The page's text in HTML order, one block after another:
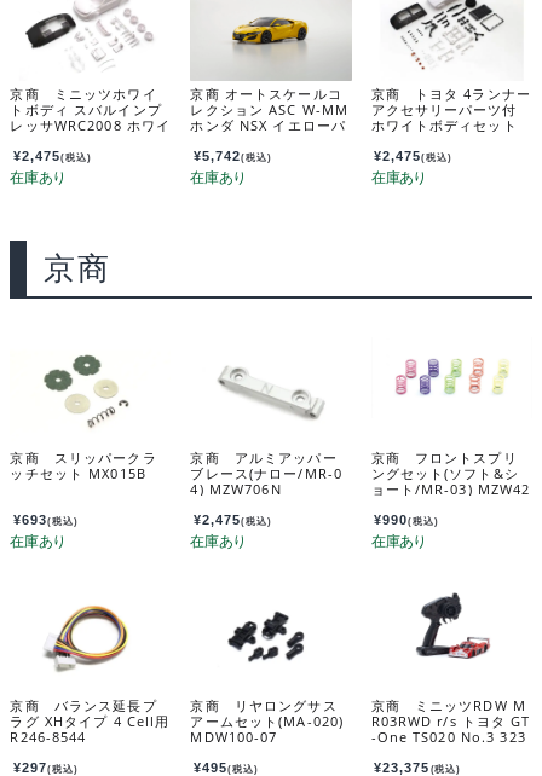
京商 ミニッツホワイ
トボディ スバルインプ
レッサWRC2008 ホワイ
ル付) MZN221
¥2,475(税込)
京商 オートスケールコ
レクション ASC W-MM
ホンダ NSX イエローパ
¥5,742(税込)
京商 トヨタ 4ランナー
アクセサリーパーツ付
ホワイトボディセット
¥2,475(税込)
京商
京商 スリッパークラ
ッチセット MX015B
¥693(税込)
京商 アルミアッパー
ブレース(ナロー/MR-0
4) MZW706N
¥2,475(税込)
京商 フロントスプリ
ングセット(ソフト&シ
ョート/MR-03) MZW42
¥990(税込)
京商 バランス延長プ
ラグ XHタイプ 4 Cell用
R246-8544
¥297(税込)
京商 リヤロングサス
アームセット(MA-020)
MDW100-07
¥495(税込)
京商 ミニッツRDW M
R03RWD r/s トヨタ GT
-One TS020 No.3 323
¥23,375 (税込)